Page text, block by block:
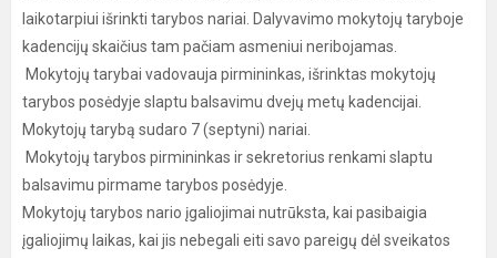
laikotarpiui išrinkti tarybos nariai. Dalyvavimo mokytojų taryboje
kadencijų skaičius tam pačiam asmeniui neribojamas.
Mokytojų tarybai vadovauja pirmininkas, išrinktas mokytojų
tarybos posėdyje slaptu balsavimu dvejų metų kadencijai.
Mokytojų tarybą sudaro 7 (septyni) nariai.
Mokytojų tarybos pirmininkas ir sekretorius renkami slaptu
balsavimu pirmame tarybos posėdyje.
Mokytojų tarybos nario įgaliojimai nutrūksta, kai pasibaigia
įgaliojimų laikas, kai jis nebegali eiti savo pareigų dėl sveikatos